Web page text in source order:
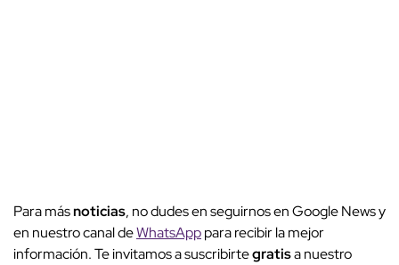
Para másnoticias, no dudes en seguirnos en Google News y
en nuestro canal deWhatsApppara recibir la mejor
información. Te invitamos a suscribirtegratisa nuestro